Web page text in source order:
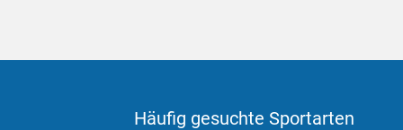
Häufig gesuchte Sportarten